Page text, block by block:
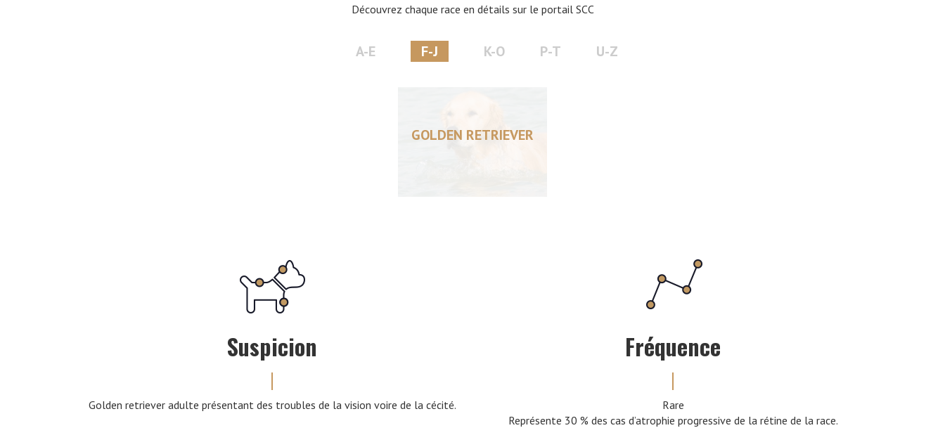
Découvrez chaque race en détails sur le portail SCC
A-E F-J K-O P-T U-Z
GOLDEN RETRIEVER
Suspicion
Golden retriever adulte présentant des troubles de la vision voire de la cécité.
Fréquence
Rare
Représente 30 % des cas d’atrophie progressive de la rétine de la race.